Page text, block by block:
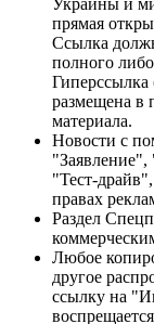
прямая
Ссылка
полного
Гиперссылка
размещена в
материала.
Новости с
"Тест-
правах
Раздел
Любое
другое
ссылку на